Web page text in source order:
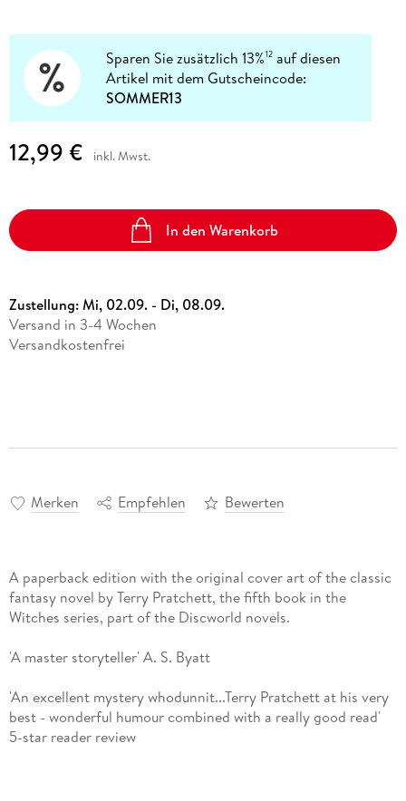
Sparen Sie zusätzlich 13%12 auf diesen
Artikel mit dem Gutscheincode:
SOMMER13
12,99 € inkl. Mwst.
In den Warenkorb
Zustellung:Mi, 02.09. - Di, 08.09.
Versand in 3-4 Wochen
Versandkostenfrei
Merken Empfehlen Bewerten
A paperback edition with the original cover art of the classic
fantasy novel by Terry Pratchett, the fifth book in the
Witches series, part of the Discworld novels.
'A master storyteller' A. S. Byatt
'An excellent mystery whodunnit...Terry Pratchett at his very
best - wonderful humour combined with a really good read'
5-star reader review